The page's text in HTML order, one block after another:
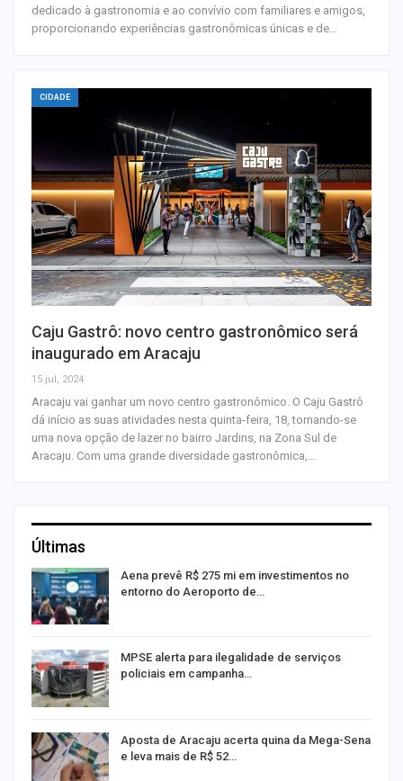
dedicado à gastronomia e ao convívio com familiares e amigos,
proporcionando experiências gastronômicas únicas e de…
CIDADE
Caju Gastrô: novo centro gastronômico será
inaugurado em Aracaju
15 jul, 2024
Aracaju vai ganhar um novo centro gastronômico. O Caju Gastrô
dá início as suas atividades nesta quinta-feira, 18, tornando-se
uma nova opção de lazer no bairro Jardins, na Zona Sul de
Aracaju. Com uma grande diversidade gastronômica,…
Últimas
Aena prevê R$ 275 mi em investimentos no
entorno do Aeroporto de…
MPSE alerta para ilegalidade de serviços
policiais em campanha…
Aposta de Aracaju acerta quina da Mega-Sena
e leva mais de R$ 52…